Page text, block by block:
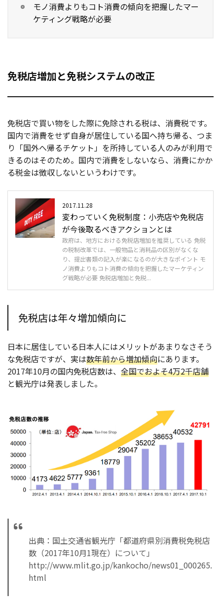
モノ消費よりもコト消費の傾向を把握したマー
ケティング戦略が必要
免税店増加と免税システムの改正
免税店で買い物をした際に免除される税は、消費税です。
国内で消費をせず自身が居住している国へ持ち帰る、つま
り「国外へ帰るチケット」を所持している人のみが利用で
きるのはそのため。国内で消費をしないなら、消費にかか
る税金は徴収しないというわけです。
2017.11.28
変わっていく免税制度：小売店や免税店
が今後取るべきアクションとは
政府は、地方における免税店増加を推奨している 免税
の税制改革では、一般物品と消耗品の区別がなくな
り、提出書類の記入が楽になるのが大きなポイント モ
ノ消費よりもコト消費の傾向を把握したマーケティン
グ戦略が必要 免税店増加と免税...
免税店は年々増加傾向に
日本に居住している日本人にはメリットがあまりなさそう
な免税店ですが、実は数年前から増加傾向にあります。
2017年10月の国内免税店数は、 全国でおよそ4万2千店舗
と観光庁は発表しました。
出典：国土交通省観光庁「都道府県別消費税免税店
数（2017年10月1現在）について」
http://www.mlit.go.jp/kankocho/news01_000265.
html